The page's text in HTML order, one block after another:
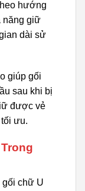
hướng
năng giữ
dài sử
giúp gối
sau khi bị
được vẻ
ưu.
gối chữ U